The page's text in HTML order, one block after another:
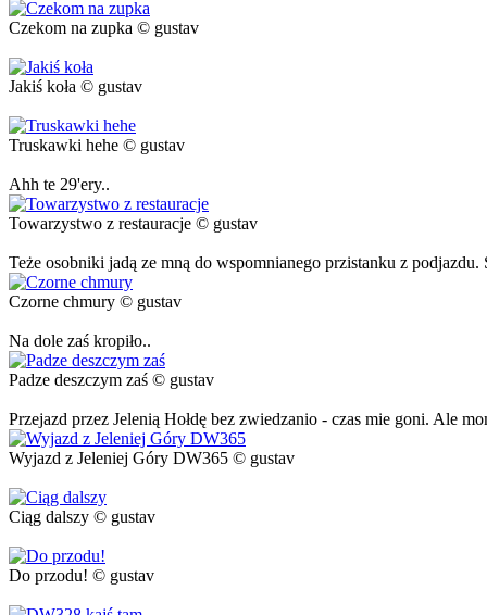
Czekom na zupka © gustav
Jakiś koła © gustav
Truskawki hehe © gustav
Ahh te 29'ery..
Towarzystwo z restauracje © gustav
Teże osobniki jadą ze mną do wspomnianego przistanku z
Czorne chmury © gustav
Na dole zaś kropiło..
Padze deszczym zaś © gustav
Przejazd przez Jelenią Hołdę bez zwiedzanio - czas mie goni. Ale
Wyjazd z Jeleniej Góry DW365 © gustav
Ciąg dalszy © gustav
Do przodu! © gustav